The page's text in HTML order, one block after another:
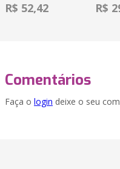
R$ 52,42 R$
Comentários
Faça o login deixe o seu